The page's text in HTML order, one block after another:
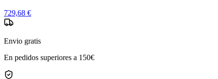
729,68 €
Envio gratis
En pedidos superiores a 150€